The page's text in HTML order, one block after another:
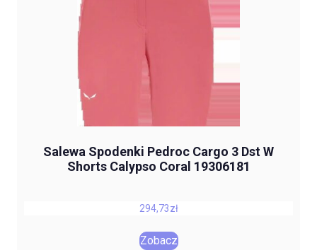
Salewa Spodenki Pedroc Cargo 3 Dst W
Shorts Calypso Coral 19306181
294,73zł
Zobacz